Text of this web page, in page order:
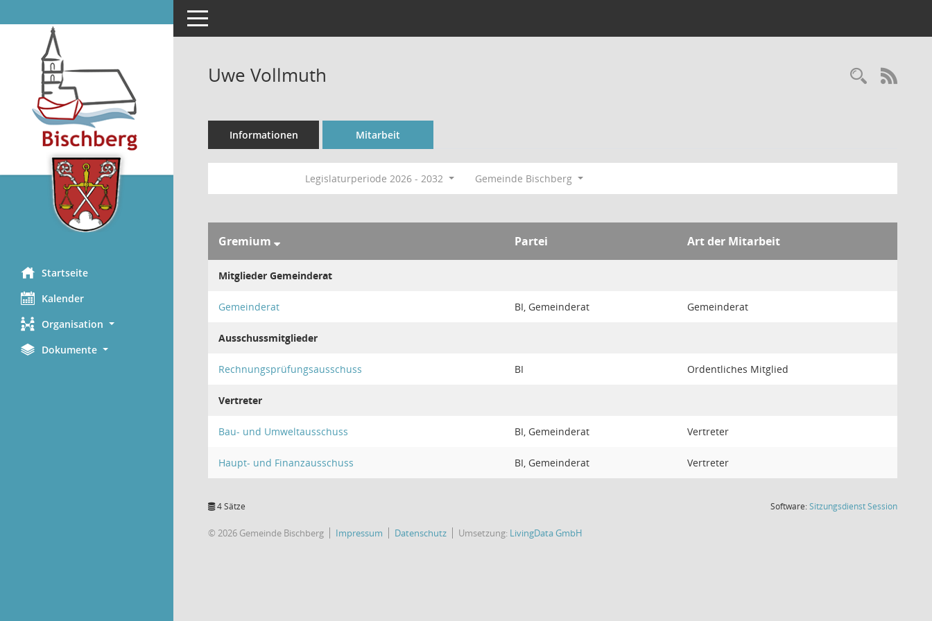
Startseite
Kalender
Organisation
Dokumente
Toggle navigation
Uwe Vollmuth
Informationen Mitarbeit
Legislaturperiode 2026 - 2032 Gemeinde Bischberg
Gremium Partei Art der Mitarbeit
Mitglieder Gemeinderat
Gemeinderat BI, Gemeinderat Gemeinderat
Ausschussmitglieder
Rechnungsprüfungsausschuss BI Ordentliches Mitglied
Vertreter
Bau- und Umweltausschuss BI, Gemeinderat Vertreter
Haupt- und Finanzausschuss BI, Gemeinderat Vertreter
4 Sätze Software:SitzungsdienstSession(Wird in
© 2026 Gemeinde Bischberg Impressum Datenschutz Umsetzung: LivingData GmbH